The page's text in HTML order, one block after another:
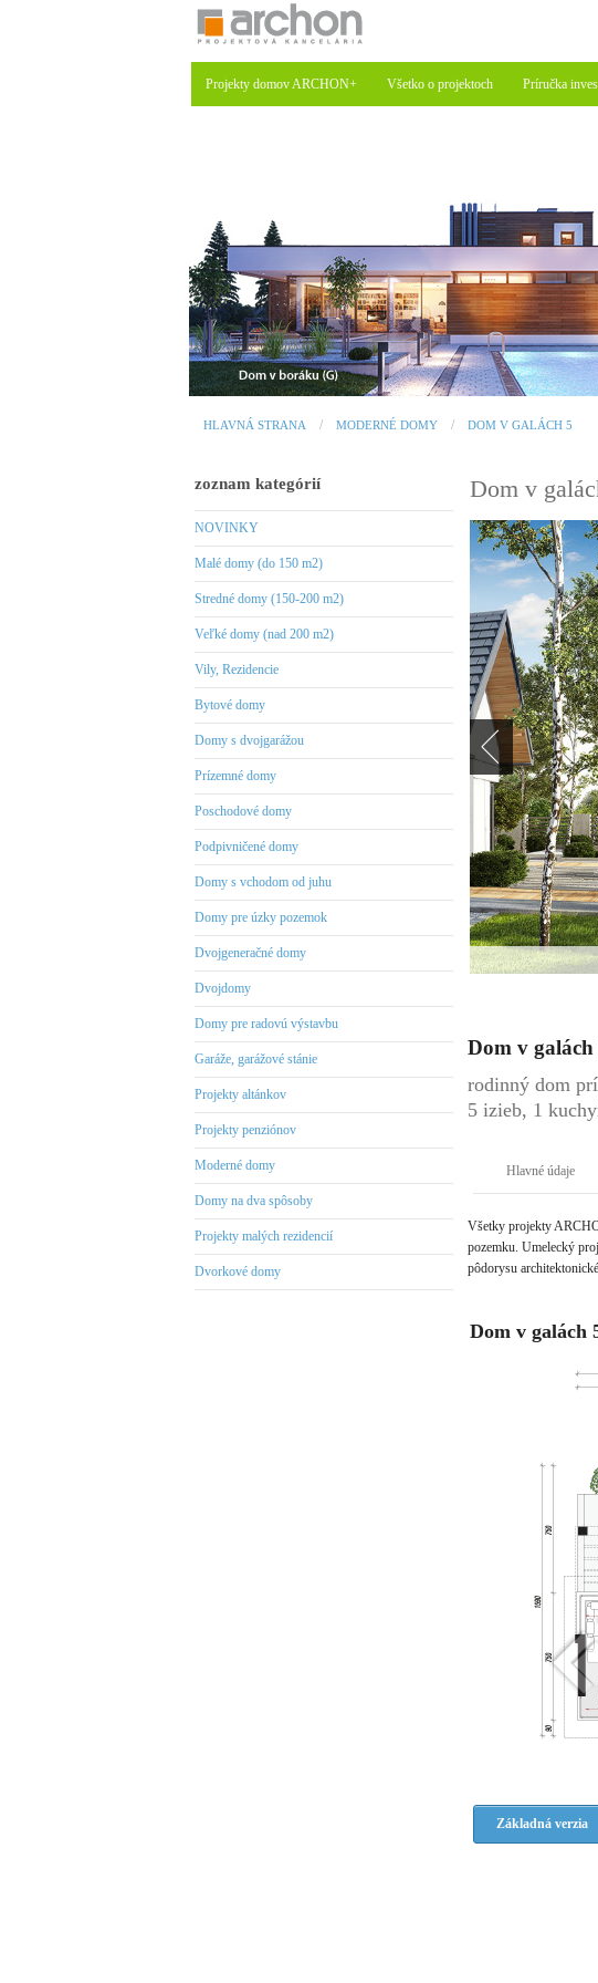
Projekty domov ARCHON+ Všetko o projektoch Príručka
HLAVNÁ STRANA MODERNÉ DOMY DOM V GALÁCH 5
zoznam kategórií
NOVINKY
Malé domy (do 150 m2)
Stredné domy (150-200 m2)
Veľké domy (nad 200 m2)
Vily, Rezidencie
Bytové domy
Domy s dvojgarážou
Prízemné domy
Poschodové domy
Podpivničené domy
Domy s vchodom od juhu
Domy pre úzky pozemok
Dvojgeneračné domy
Dvojdomy
Domy pre radovú výstavbu
Garáže, garážové stánie
Projekty altánkov
Projekty penziónov
Moderné domy
Domy na dva spôsoby
Projekty malých rezidencií
Dvorkové domy
Dom v
Dom v galách
rodinný dom
5 izieb, 1
Hlavné údaje
Všetky projekty
pozemku. Umelecký
pôdorysu
Dom v galách
Základná verzia